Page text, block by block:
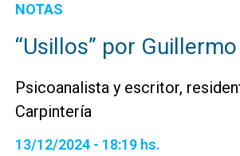
NOTAS
“Usillos” por
Psicoanalista y escritor,
Carpintería
13/12/2024 - 18:19 hs.